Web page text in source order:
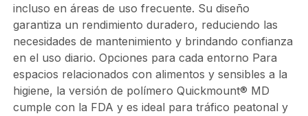
incluso en áreas de uso frecuente. Su diseño
garantiza un rendimiento duradero, reduciendo las
necesidades de mantenimiento y brindando confianza
en el uso diario. Opciones para cada entorno Para
espacios relacionados con alimentos y sensibles a la
higiene, la versión de polímero Quickmount® MD
cumple con la FDA y es ideal para tráfico peatonal y